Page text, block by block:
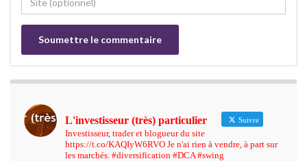
L'investisseur (très) particulier Suivre
Investisseur, trader et blogueur du site
https://t.co/KAQIyW6RVO Je n'ai rien à vendre, à part sur
les marchés. #diversification #DCA #swing